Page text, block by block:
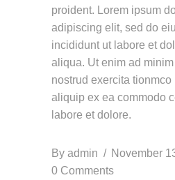
proident. Lorem ipsum
adipiscing elit, sed do
incididunt ut labore et
aliqua. Ut enim ad
nostrud exercita
aliquip ex ea commodo
labore et dolore.
By admin
November
0 Comments